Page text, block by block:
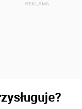
REKLAMA